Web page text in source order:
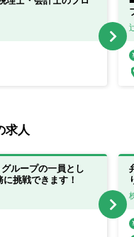
求人
ループの一員とし
挑戦できます！